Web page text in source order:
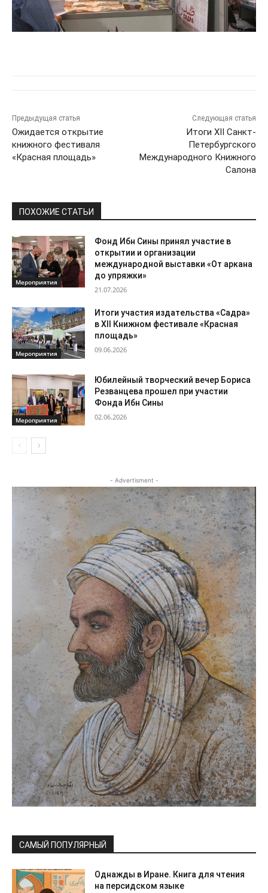
Предыдущая статья
Ожидается открытие
книжного фестиваля
«Красная площадь»
Следующая статья
Итоги XII Санкт-
Петербургского
Международного Книжного
Салона
ПОХОЖИЕ СТАТЬИ
Мероприятия
Фонд Ибн Сины принял участие в
открытии и организации
международной выставки «От аркана
до упряжки»
21.07.2026
Мероприятия
Итоги участия издательства «Садра»
в XII Книжном фестивале «Красная
площадь»
09.06.2026
Мероприятия
Юбилейный творческий вечер Бориса
Резванцева прошел при участии
Фонда Ибн Сины
02.06.2026
- Advertisment -
САМЫЙ ПОПУЛЯРНЫЙ
Однажды в Иране. Книга для чтения
на персидском языке